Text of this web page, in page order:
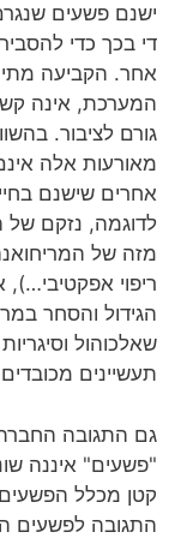
ישנם פשעים
די בכך כדי
אחר. הקביעה מתי
המערכת, אינה
גורם לציבור.
מאורעות אלה
אחרים שישנם
לדוגמה, נזקם של
מזה של
ריפוי אפקטיבי…),
הגידול והסחר
שאלכוהול
תעשיינים
גם התגובה
"פשעים" איננה
קטן מכלל
התגובה לפשעים